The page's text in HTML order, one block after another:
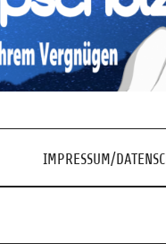
IMPRESSUM/